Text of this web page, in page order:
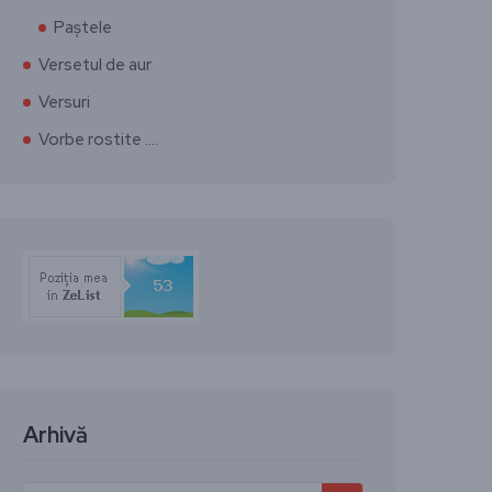
Paștele
Versetul de aur
Versuri
Vorbe rostite ….
Arhivă